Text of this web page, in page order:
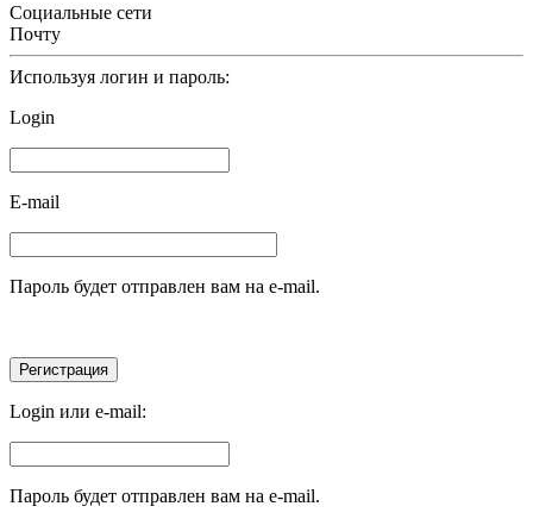
Социальные сети
Почту
Используя логин и пароль:
Login
E-mail
Пароль будет отправлен вам на e-mail.
Login или e-mail:
Пароль будет отправлен вам на e-mail.